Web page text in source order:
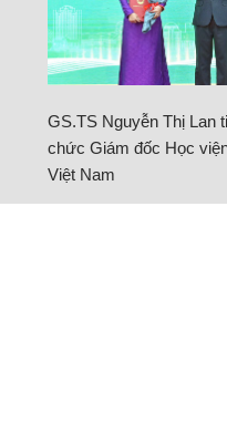
GS.TS Nguyễn Thị Lan
chức Giám đốc Học
Việt Nam